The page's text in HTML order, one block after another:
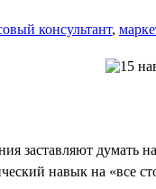
консультант,
заставляют думать
навык на «все